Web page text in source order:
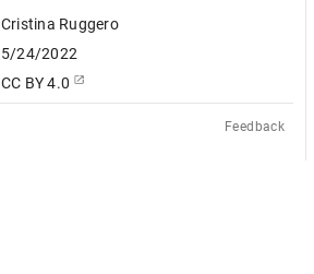
Cristina Ruggero
5/24/2022
CC BY 4.0
Feedback